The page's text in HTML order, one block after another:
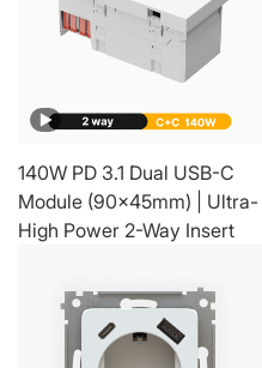
140W PD 3.1 Dual USB-C
Module (90x45mm) | Ultra-
High Power 2-Way Insert